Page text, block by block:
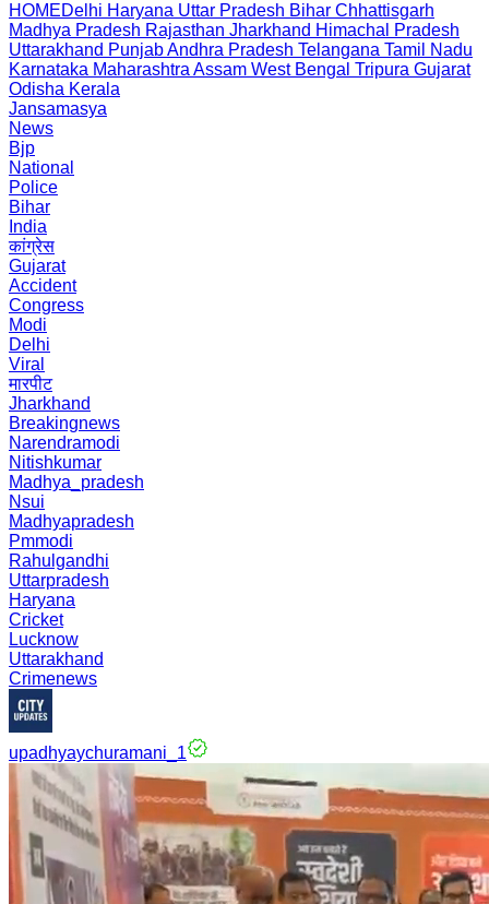
HOMEDelhi Haryana Uttar Pradesh Bihar Chhattisgarh
Madhya Pradesh Rajasthan Jharkhand Himachal Pradesh
Uttarakhand PunjabAndhra Pradesh Telangana Tamil Nadu
Karnataka Maharashtra Assam West Bengal Tripura Gujarat
Odisha Kerala
Jansamasya
News
Bjp
National
Police
Bihar
India
कांग्रेस
Gujarat
Accident
Congress
Modi
Delhi
Viral
मारपीट
Jharkhand
Breakingnews
Narendramodi
Nitishkumar
Madhya_pradesh
Nsui
Madhyapradesh
Pmmodi
Rahulgandhi
Uttarpradesh
Haryana
Cricket
Lucknow
Uttarakhand
Crimenews
upadhyaychuramani_1